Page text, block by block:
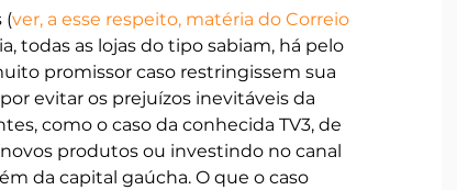
(ver, a esse respeito, matéria do Correio
todas as lojas do tipo sabiam, há pelo
promissor caso restringissem sua
evitar os prejuízos inevitáveis da
como o caso da conhecida TV3, de
produtos ou investindo no canal
da capital gaúcha. O que o caso